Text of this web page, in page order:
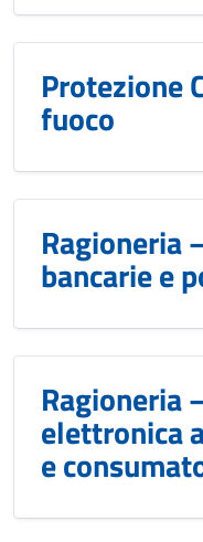
Protezione
fuoco
Ragioneria
bancarie e
Ragioneria
elettronica
e